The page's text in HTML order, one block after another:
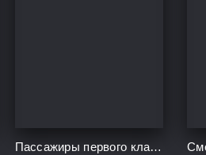
Пассажиры первого класса на тонущем корабле